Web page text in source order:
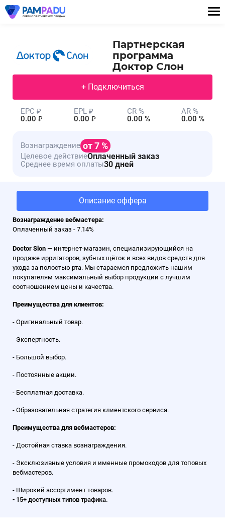
Партнерская
программа
Доктор Слон
+ Подключиться
EPC ₽
0.00 ₽
EPL ₽
0.00 ₽
CR %
0.00 %
AR %
0.00 %
Вознаграждение от 7 %
Целевое действиеОплаченный заказ
Среднее время оплаты30 дней
Описание оффера
Вознаграждение вебмастера:
Оплаченный заказ - 7.14%
Doctor Slon — интернет-магазин, специализирующийся на
продаже ирригаторов, зубных щёток и всех видов средств для
ухода за полостью рта. Мы стараемся предложить нашим
покупателям максимальный выбор продукции с лучшим
соотношением цены и качества.
Преимущества для клиентов:
- Оригинальный товар.
- Экспертность.
- Большой выбор.
- Постоянные акции.
- Бесплатная доставка.
- Образовательная стратегия клиентского сервиса.
Преимущества для вебмастеров:
- Достойная ставка вознаграждения.
- Эксклюзивные условия и именные промокодов для топовых
вебмастеров.
- Широкий ассортимент товаров.
- 15+ доступных типов трафика.